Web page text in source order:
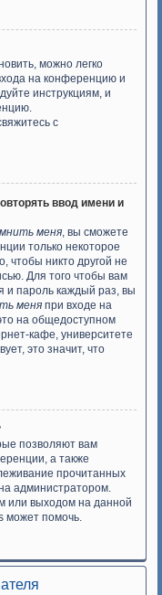
можно легко
на конференцию и
инструкциям, и
с
ввод имени и
меня, вы сможете
только некоторое
чтобы никто другой не
Для того чтобы вам
и пароль каждый раз, вы
меня при входе на
на общедоступном
кафе, университете
это значит, что
позволяют вам
а также
прочитанных
администратором.
или выходом на данной
может помочь.